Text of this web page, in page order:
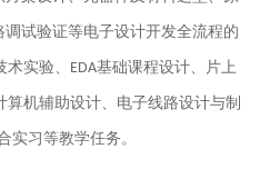
试验证等电子设计开发全流程的
术实验、 EDA基础课程设计、片上
算机辅助设计、电子线路设计与制
实习等教学任务。